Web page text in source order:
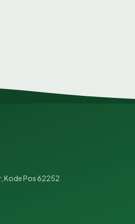
Kode Pos 62252